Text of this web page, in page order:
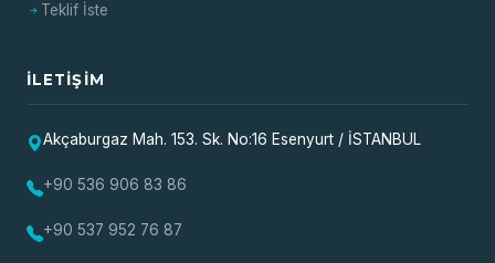
Teklif İste
İLETIŞIM
Akçaburgaz Mah. 153. Sk. No:16 Esenyurt / İSTANBUL
+90 536 906 83 86
+90 537 952 76 87